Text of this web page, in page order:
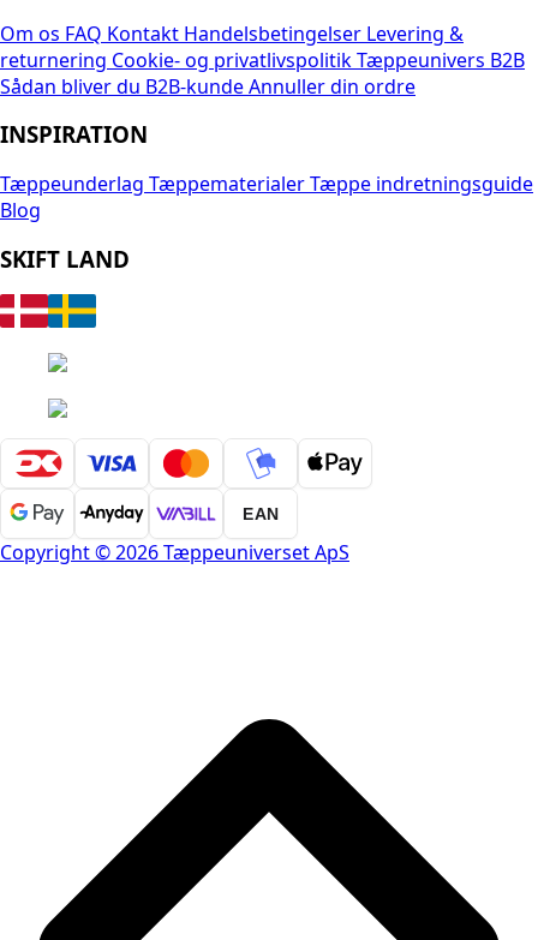
Om os FAQ Kontakt Handelsbetingelser Levering &
returnering Cookie- og privatlivspolitikTæppeunivers B2B
Sådan bliver du B2B-kundeAnnuller din ordre
INSPIRATION
Tæppeunderlag TæppematerialerTæppe indretningsguide
Blog
SKIFT LAND
EAN
Copyright © 2026 Tæppeuniverset ApS